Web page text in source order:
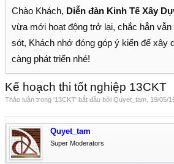
Chào Khách, Diễn đàn Kinh Tế Xây
vừa mới hoạt động trở lại, chắc hẳn vẫn
sót, Khách nhớ đóng góp ý kiến để xây
càng phát triển nhé!
Kế hoạch thi tốt nghiệp 13CKT
Thảo luận trong '13CKT' bắt đầu bởi Quyet_tam 19/05/
Quyet_tam
Super Moderators